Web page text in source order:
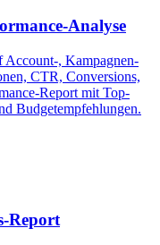
Analyse
, Kampagnen-
CTR, Conversions,
Report mit Top-
Budgetempfehlungen.
Report